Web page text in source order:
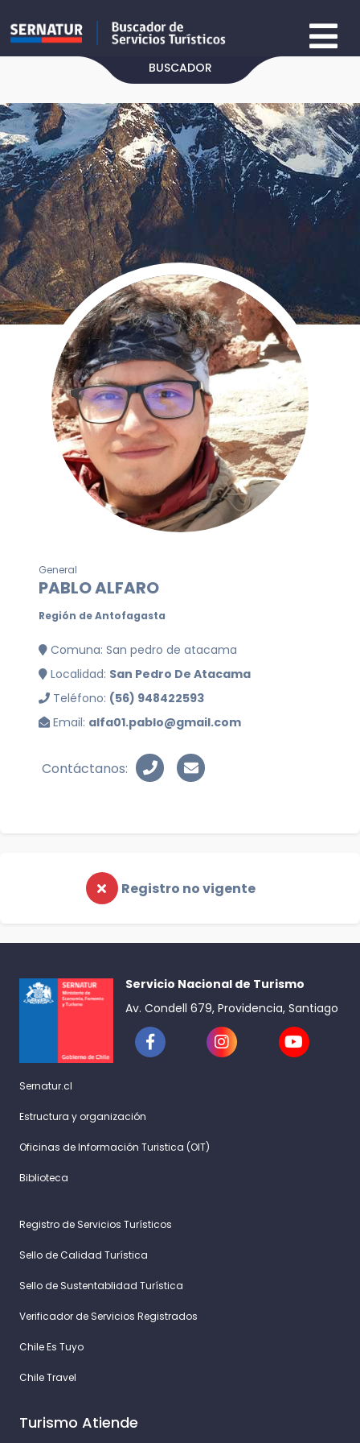
BUSCADOR
General
PABLO ALFARO
Región de Antofagasta
Comuna: San pedro de atacama
Localidad: San Pedro De Atacama
Teléfono: (56) 948422593
Email: alfa01.pablo@gmail.com
Contáctanos:
Registro no vigente
Servicio Nacional de Turismo
Av. Condell 679, Providencia, Santiago
Sernatur.cl
Estructura y organización
Oficinas de Información Turistica (OIT)
Biblioteca
Registro de Servicios Turísticos
Sello de Calidad Turística
Sello de Sustentablidad Turística
Verificador de Servicios Registrados
Chile Es Tuyo
Chile Travel
Turismo Atiende